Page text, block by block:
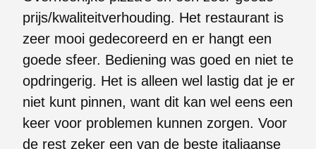
prijs/kwaliteitverhouding. Het restaurant is
zeer mooi gedecoreerd en er hangt een
goede sfeer. Bediening was goed en niet te
opdringerig. Het is alleen wel lastig dat je er
niet kunt pinnen, want dit kan wel eens een
keer voor problemen kunnen zorgen. Voor
de rest zeker een van de beste italiaanse